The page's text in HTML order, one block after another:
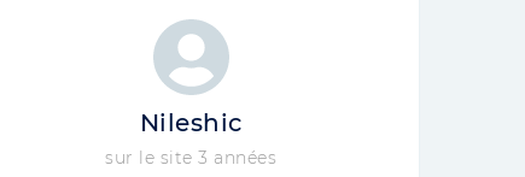
Nileshic
sur le site 3 années